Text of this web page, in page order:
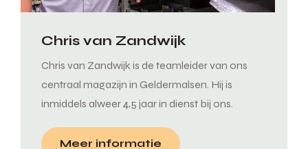
Chris van Zandwijk
Chris van Zandwijk is de teamleider van ons
centraal magazijn in Geldermalsen. Hij is
inmiddels alweer 4,5 jaar in dienst bij ons.
Meer informatie